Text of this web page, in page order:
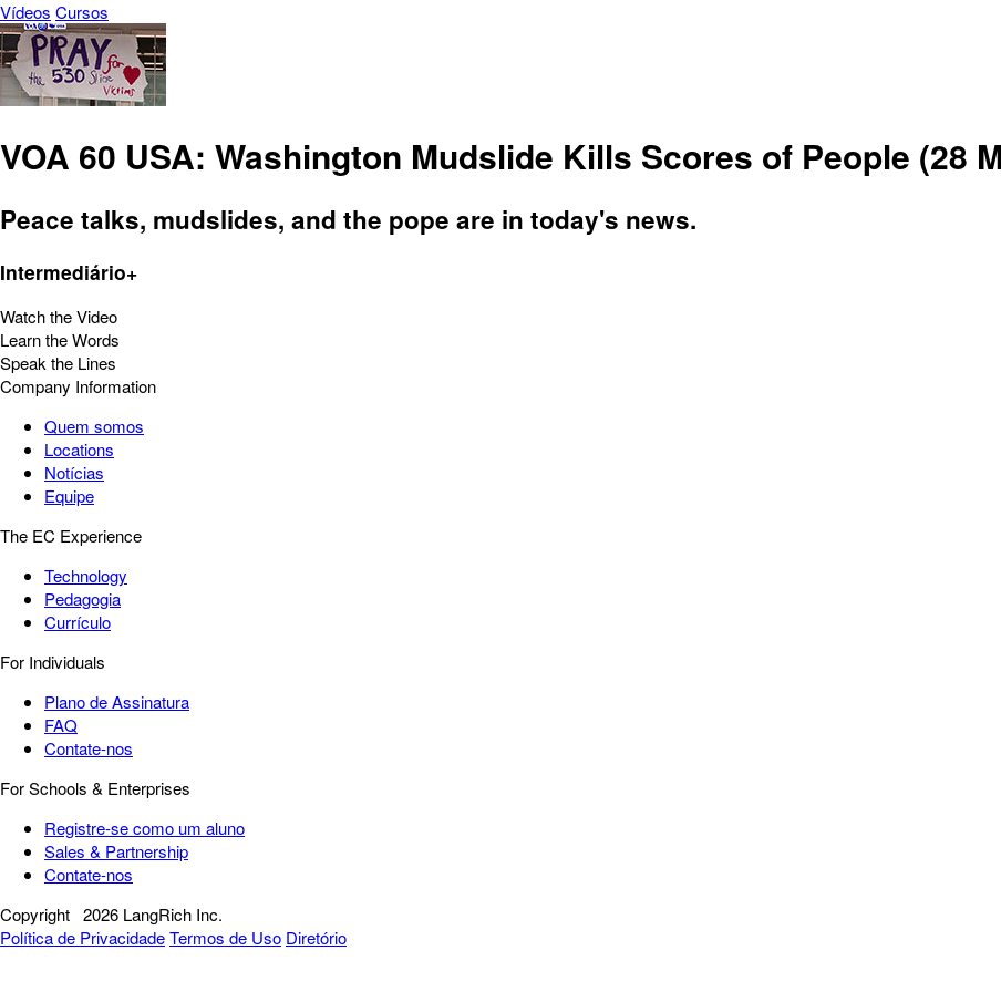
Vídeos Cursos
VOA 60 USA: Washington Mudslide Kills Scores of People (28
Peace talks, mudslides, and the pope are in today's news.
Intermediário+
Watch the Video
Learn the Words
Speak the Lines
Company Information
Quem somos
Locations
Notícias
Equipe
The EC Experience
Technology
Pedagogia
Currículo
For Individuals
Plano de Assinatura
FAQ
Contate-nos
For Schools & Enterprises
Registre-se como um aluno
Sales & Partnership
Contate-nos
Copyright 2026 LangRich Inc.
Política de PrivacidadeTermos de Uso Diretório